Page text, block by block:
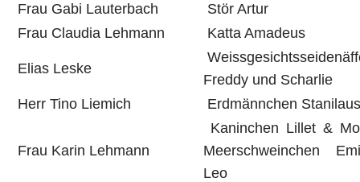
Frau Gabi Lauterbach
Stör Artur
Frau Claudia Lehmann
Katta Amadeus
Elias Leske
Freddy und Scharlie
Herr Tino Liemich
Erdmännchen Stanilaus
Frau Karin Lehmann
Kaninchen Lillet &
Meerschweinchen
Leo